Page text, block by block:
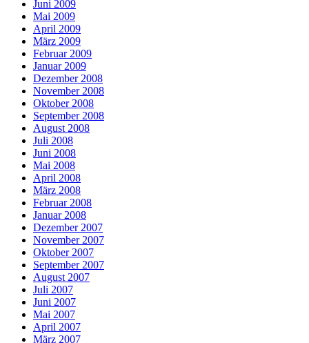
Juni 2009
Mai 2009
April 2009
März 2009
Februar 2009
Januar 2009
Dezember 2008
November 2008
Oktober 2008
September 2008
August 2008
Juli 2008
Juni 2008
Mai 2008
April 2008
März 2008
Februar 2008
Januar 2008
Dezember 2007
November 2007
Oktober 2007
September 2007
August 2007
Juli 2007
Juni 2007
Mai 2007
April 2007
März 2007